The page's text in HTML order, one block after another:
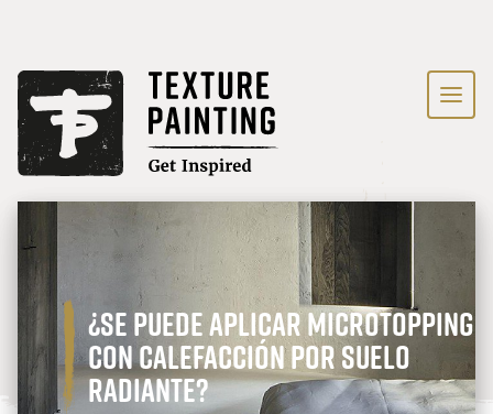
¿Se puede aplicar microtopping
con calefacción por suelo
radiante?